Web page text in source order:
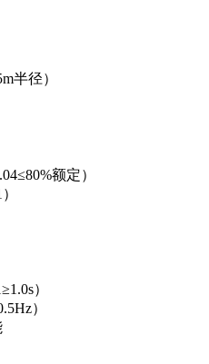
半径）
额定）
）
）